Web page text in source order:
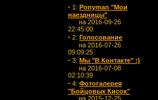
· 1: Ponyman "Мои
наездницы"
на 2016-09-26
22:45:00
· 2: Голосование
на 2016-07-26
09:09:25
· 3: Мы "В Контакте" :)
на 2016-07-08
02:10:39
· 4: Фотогалерея
"Бойцовых Кисок"
на 2015-12-25